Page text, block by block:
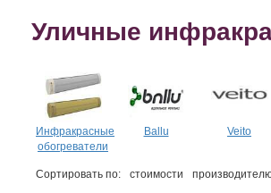
Уличные
Инфракрасные
обогреватели
Ballu Veito
Сортировать по: стоимости